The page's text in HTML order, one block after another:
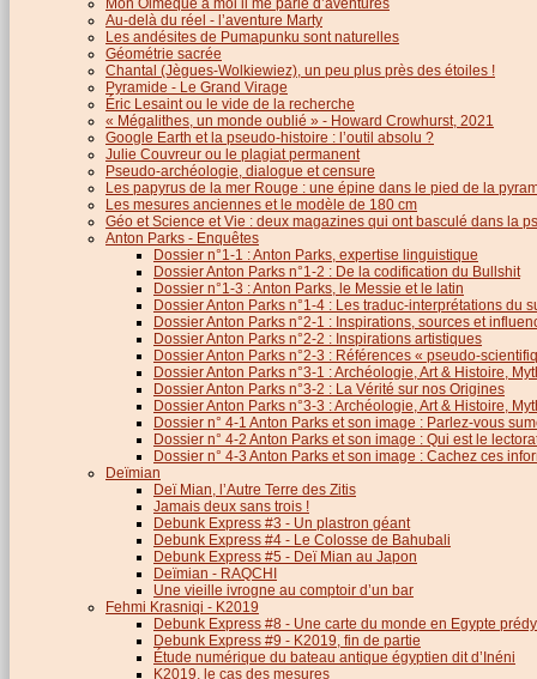
Mon Olmèque à moi il me parle d’aventures
Au-delà du réel - l’aventure Marty
Les andésites de Pumapunku sont naturelles
Géométrie sacrée
Chantal (Jègues-Wolkiewiez), un peu plus près des étoiles !
Pyramide - Le Grand Virage
Éric Lesaint ou le vide de la recherche
« Mégalithes, un monde oublié » - Howard Crowhurst, 2021
Google Earth et la pseudo-histoire : l’outil absolu ?
Julie Couvreur ou le plagiat permanent
Pseudo-archéologie, dialogue et censure
Les papyrus de la mer Rouge : une épine dans le pied de la
Les mesures anciennes et le modèle de 180 cm
Géo et Science et Vie : deux magazines qui ont basculé dans la
Anton Parks - Enquêtes
Dossier n°1-1 : Anton Parks, expertise linguistique
Dossier Anton Parks n°1-2 : De la codification du Bullshit
Dossier n°1-3 : Anton Parks, le Messie et le latin
Dossier Anton Parks n°1-4 : Les traduc-interprétations du
Dossier Anton Parks n°2-1 : Inspirations, sources et
Dossier Anton Parks n°2-2 : Inspirations artistiques
Dossier Anton Parks n°2-3 : Références « pseudo-
Dossier Anton Parks n°3-1 : Archéologie, Art & Histoire,
Dossier Anton Parks n°3-2 : La Vérité sur nos Origines
Dossier Anton Parks n°3-3 : Archéologie, Art & Histoire,
Dossier n° 4-1 Anton Parks et son image : Parlez-vous
Dossier n° 4-2 Anton Parks et son image : Qui est le
Dossier n° 4-3 Anton Parks et son image : Cachez ces
Deïmian
Deï Mian, l’Autre Terre des Zitis
Jamais deux sans trois !
Debunk Express #3 - Un plastron géant
Debunk Express #4 - Le Colosse de Bahubali
Debunk Express #5 - Deï Mian au Japon
Deïmian - RAQCHI
Une vieille ivrogne au comptoir d’un bar
Fehmi Krasniqi - K2019
Debunk Express #8 - Une carte du monde en Egypte
Debunk Express #9 - K2019, fin de partie
Étude numérique du bateau antique égyptien dit d’Inéni
K2019, le cas des mesures